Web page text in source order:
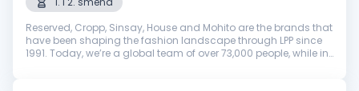
Reserved, Cropp, Sinsay, House and Mohito are the brands that
have been shaping the fashion landscape through LPP since
1991. Today, we’re a global team of over 73,000 people, while in